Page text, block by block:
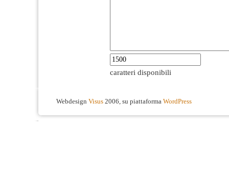
caratteri disponibili
Webdesign Visus 2006, su piattaforma WordPress